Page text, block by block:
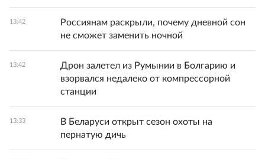
13:42
Россиянам раскрыли, почему дневной сон
не сможет заменить ночной
13:42
Дрон залетел из Румынии в Болгарию и
взорвался недалеко от компрессорной
станции
13:33
В Беларуси открыт сезон охоты на
пернатую дичь